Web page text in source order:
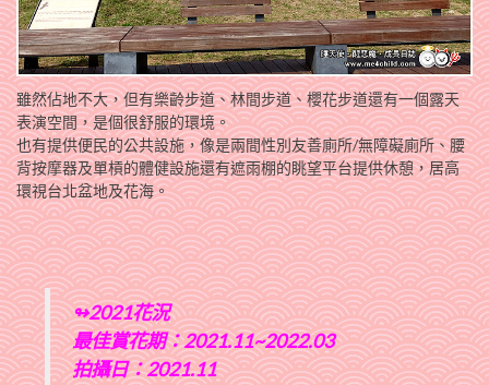
雖然佔地不大，但有樂齡步道、林間步道、櫻花步道還有一個露天
表演空間，是個很舒服的環境。
也有提供便民的公共設施，像是兩間性別友善廁所/無障礙廁所、腰
背按摩器及單槓的體健設施還有遮雨棚的眺望平台提供休憩，居高
環視台北盆地及花海。
↬2021花況
最佳賞花期：2021.11~2022.03
拍攝日：2021.11